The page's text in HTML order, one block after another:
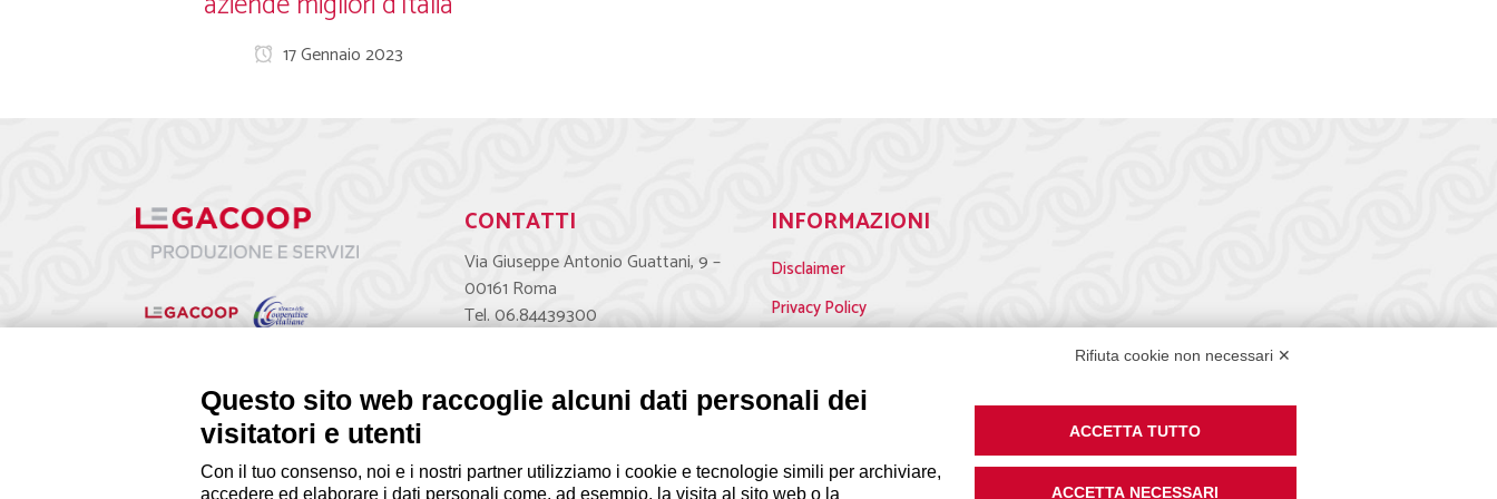
17 Gennaio 2023
CONTATTI
Via Giuseppe Antonio Guattani, 9 –
00161 Roma
Tel. 06.84439300
INFORMAZIONI
Disclaimer
Privacy Policy
Rifiuta cookie non necessari ✕
Questo sito web raccoglie alcuni dati personali dei
visitatori e utenti
Con il tuo consenso, noi e i nostri partner utilizziamo i cookie e tecnologie simili per archiviare,
accedere ed elaborare i dati personali come, ad esempio, la visita al sito web o la
ACCETTA TUTTO
ACCETTA NECESSARI